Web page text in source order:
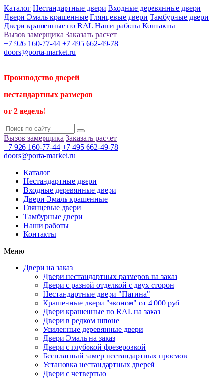
Каталог Нестандартные двери Входные деревянные двери
Двери Эмаль крашенные Глянцевые двери Тамбурные двери
Двери крашенные по RAL Наши работы Контакты
Вызов замерщика Заказать расчет
+7 926 160-77-44 +7 495 662-49-78
doors@porta-market.ru
Производство дверей
нестандартных размеров
от 2 недель!
Вызов замерщика Заказать расчет
+7 926 160-77-44 +7 495 662-49-78
doors@porta-market.ru
Каталог
Нестандартные двери
Входные деревянные двери
Двери Эмаль крашенные
Глянцевые двери
Тамбурные двери
Наши работы
Контакты
Меню
Двери на заказ
Двери нестандартных размеров на заказ
Двери с разной отделкой с двух сторон
Нестандартные двери "Патина"
Крашенные двери "эконом" от 4 000 руб
Двери крашенные по RAL на заказ
Двери в редком шпоне
Усиленные деревянные двери
Двери Эмаль на заказ
Двери с глубокой фрезеровкой
Бесплатный замер нестандартных проемов
Установка нестандартных дверей
Двери с четвертью